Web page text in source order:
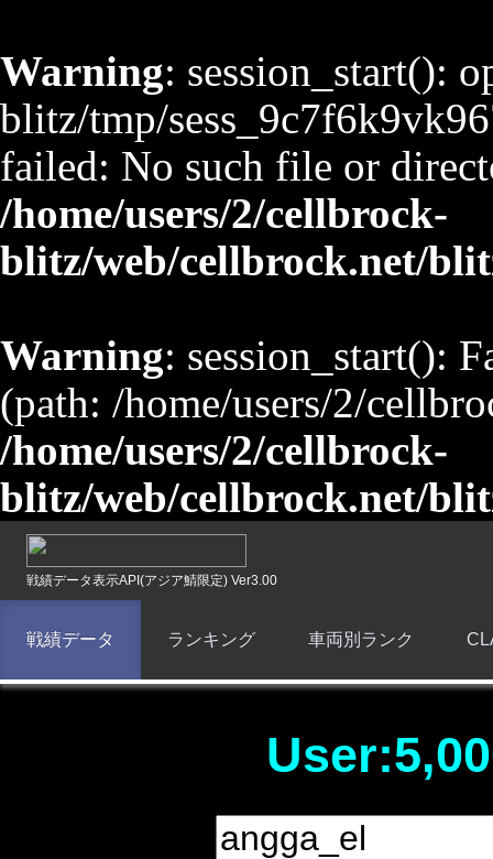
Warning: session_start():
blitz/tmp/
failed: No such file or
/home/users/2/cellbrock-
blitz/web/cellbrock.net/
Warning: session_start():
(path: /home/users/2/
/home/users/2/cellbrock-
blitz/web/cellbrock.net/
戦績データ表示API(アジア鯖限定) Ver3.00
戦績データ ランキング 車両別ランク